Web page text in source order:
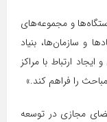
و مجموعه‌های
و سازمان‌ها، بنیاد
ارتباط با مراکز
را فراهم کند.»
فضای مجازی در توسعه